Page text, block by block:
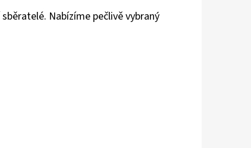
Nabízíme pečlivě vybraný